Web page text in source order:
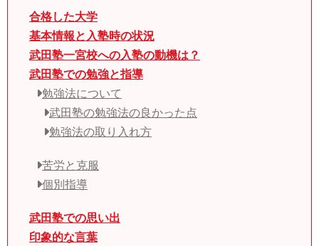
合格した大学
基本情報と入塾時の状況
武田塾一宮校への入塾の動機は？
武田塾での勉強と指導
勉強法について
武田塾の勉強法の良かった点
勉強法の取り入れ方
苦労と克服
個別指導
武田塾での思い出
印象的な言葉